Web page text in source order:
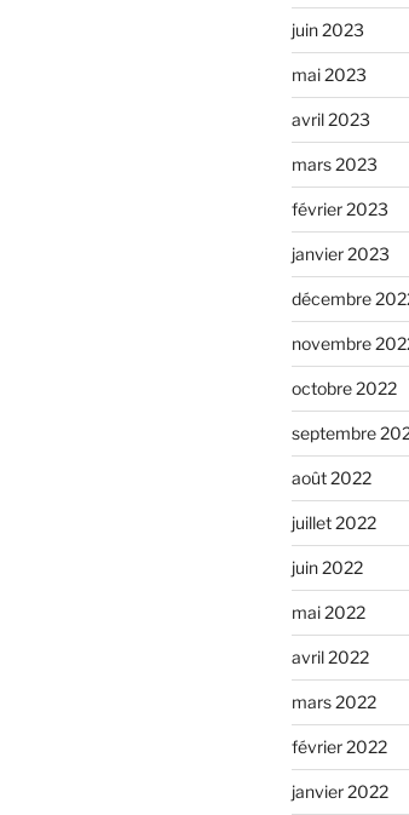
juin 2023
mai 2023
avril 2023
mars 2023
février 2023
janvier 2023
décembre
novembre
octobre 2022
septembre
août 2022
juillet 2022
juin 2022
mai 2022
avril 2022
mars 2022
février 2022
janvier 2022